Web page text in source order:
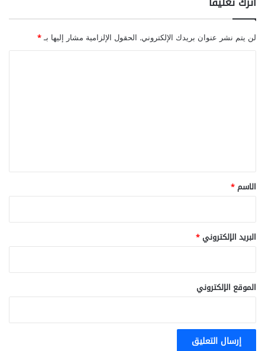
لن يتم نشر عنوان بريدك الإلكتروني. الحقول الإلزامية مشار إليها بـ*
*
الاسم*
البريد الإلكتروني*
الموقع الإلكتروني